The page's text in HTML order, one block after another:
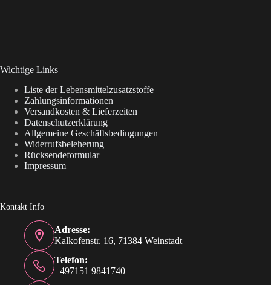
Wichtige Links
Liste der Lebensmittelzusatzstoffe
Zahlungsinformationen
Versandkosten & Lieferzeiten
Datenschutzerklärung
Allgemeine Geschäftsbedingungen
Widerrufsbeleherung
Rücksendeformular
Impressum
Kontakt Info
Adresse:
Kalkofenstr. 16, 71384 Weinstadt
Telefon:
+497151 9841740